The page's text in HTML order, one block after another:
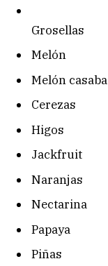
Grosellas
Melón
Melón casaba
Cerezas
Higos
Jackfruit
Naranjas
Nectarina
Papaya
Piñas